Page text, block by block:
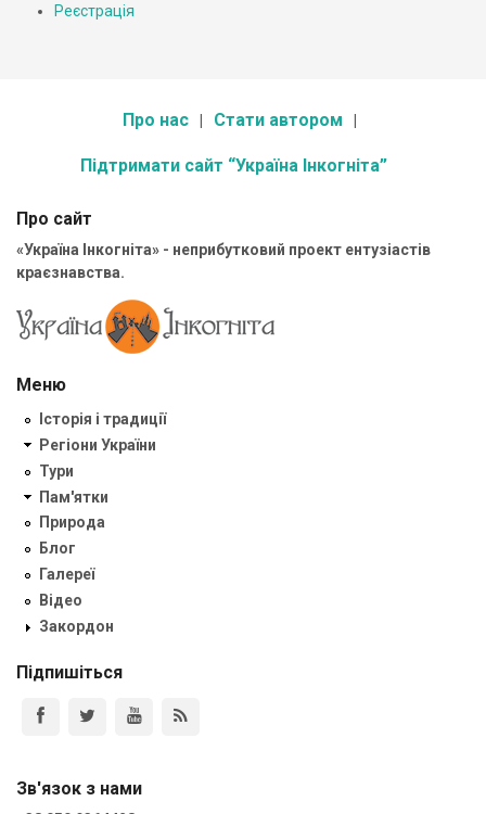
Реєстрація
Про нас Стати автором
Підтримати сайт “Україна Інкогніта”
Про сайт
«Україна Інкогніта» - неприбутковий проект ентузіастів
краєзнавства.
Меню
Історія і традиції
Регіони України
Тури
Пам'ятки
Природа
Блог
Галереї
Відео
Закордон
Підпишіться
Зв'язок з нами